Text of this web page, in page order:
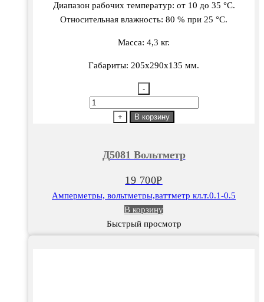
Диапазон рабочих температур: от 10 до 35 °С.
Относительная влажность: 80 % при 25 °С.
Масса: 4,3 кг.
Габариты: 205х290х135 мм.
-
Количество
+ В корзину
Д5081 Вольтметр
19 700Р
Амперметры, вольтметры,ваттметр кл.т.0.1-0.5
В корзину
Быстрый просмотр